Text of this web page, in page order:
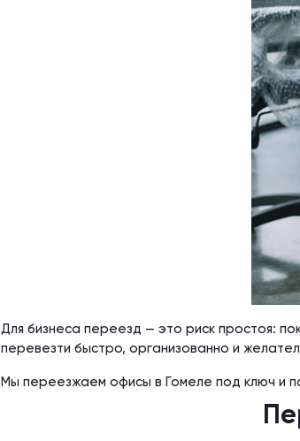
Для бизнеса переезд — это риск простоя:
перевезти быстро, организованно и
Мы переезжаем офисы в Гомеле под ключ и